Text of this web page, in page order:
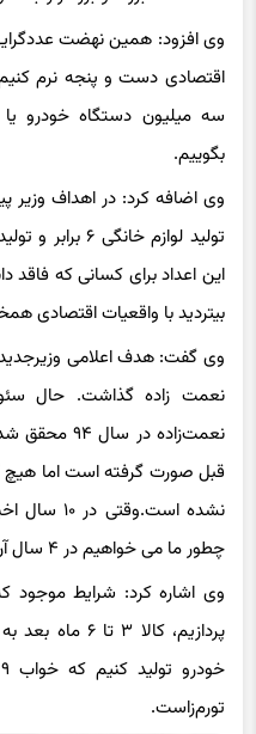
اقتصادی دست و پنجه نرم
سه میلیون دستگاه خودرو
بگوییم.
وی اضافه کرد: در اهداف
این اعداد برای کسانی که
بی‎تردید با واقعیات اقتصادی همخوانی ندارد.
وی گفت: هدف اعلامی
نعمت زاده گذاشت. حال
نعمت‌زاده
قبل صورت گرفته است اما هیچ
نشده
چطور ما می خواهیم در ۴ سال آن را محقق کنیم؟
وی اشاره کرد: شرایط موجود
پردازیم، کالا
تورم‌زاست.